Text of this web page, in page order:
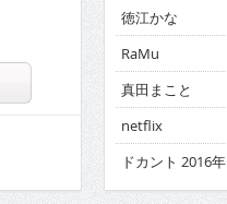
徳江かな
RaMu
真田まこと
netflix
ドカント 2016年